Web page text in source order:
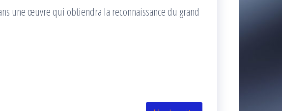
une œuvre qui obtiendra la reconnaissance du grand